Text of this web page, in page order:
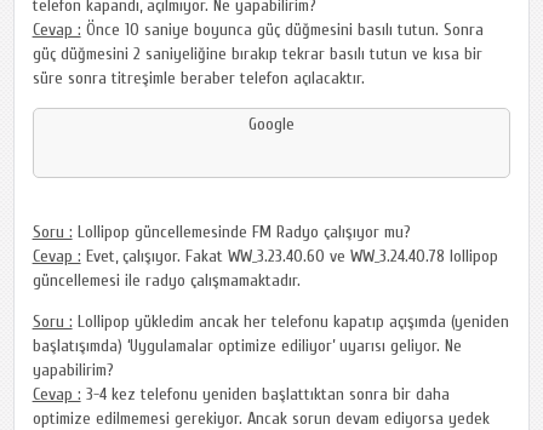
telefon kapandı, açılmıyor. Ne yapabilirim?
Cevap : Önce 10 saniye boyunca güç düğmesini basılı tutun. Sonra
güç düğmesini 2 saniyeliğine bırakıp tekrar basılı tutun ve kısa bir
süre sonra titreşimle beraber telefon açılacaktır.
Google
Soru : Lollipop güncellemesinde FM Radyo çalışıyor mu?
Cevap : Evet, çalışıyor. Fakat WW_3.23.40.60 ve WW_3.24.40.78 lollipop
güncellemesi ile radyo çalışmamaktadır.
Soru : Lollipop yükledim ancak her telefonu kapatıp açışımda (yeniden
başlatışımda) ‘Uygulamalar optimize ediliyor’ uyarısı geliyor. Ne
yapabilirim?
Cevap : 3-4 kez telefonu yeniden başlattıktan sonra bir daha
optimize edilmemesi gerekiyor. Ancak sorun devam ediyorsa yedek